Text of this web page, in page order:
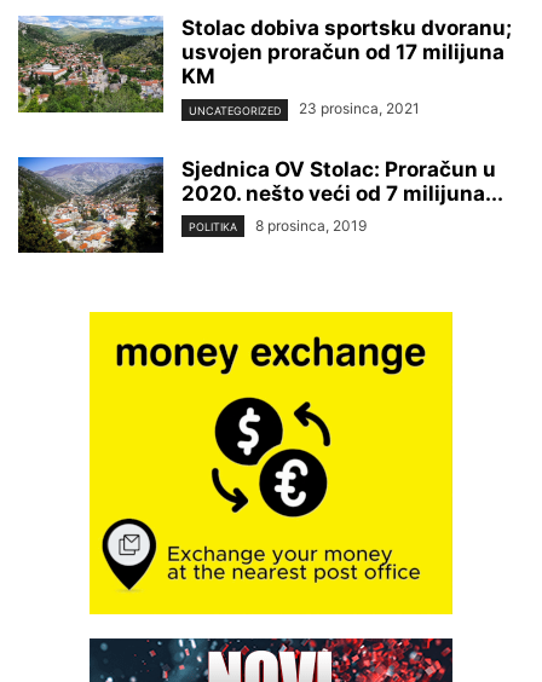
Stolac dobiva sportsku dvoranu;
usvojen proračun od 17 milijuna
KM
UNCATEGORIZED 23 prosinca, 2021
Sjednica OV Stolac: Proračun u
2020. nešto veći od 7 milijuna...
POLITIKA 8 prosinca, 2019